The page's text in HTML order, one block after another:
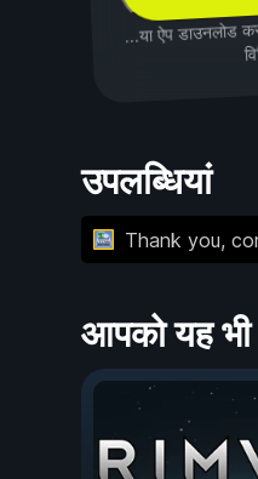
...या ऐप
उपलब्धियां
Thank you,
आपको यह